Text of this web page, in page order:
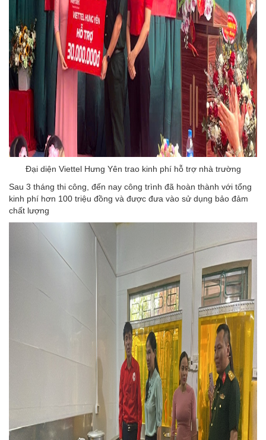
Đại diện Viettel Hưng Yên trao kinh phí hỗ trợ nhà trường
Sau 3 tháng thi công, đến nay công trình đã hoàn thành với tổng
kinh phí hơn 100 triệu đồng và được đưa vào sử dụng bảo đảm
chất lượng